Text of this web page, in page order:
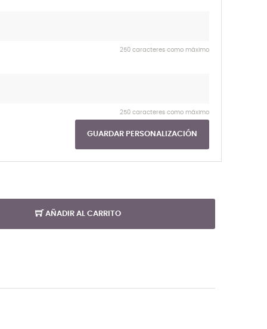
250 caracteres como máximo
250 caracteres como máximo
GUARDAR PERSONALIZACIÓN
AÑADIR AL CARRITO